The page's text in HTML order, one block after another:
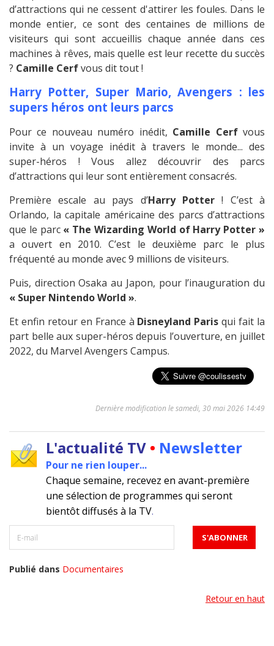
d’attractions qui ne cessent d'attirer les foules. Dans le
monde entier, ce sont des centaines de millions de
visiteurs qui sont accueillis chaque année dans ces
machines à rêves, mais quelle est leur recette du succès
? Camille Cerfvous dit tout !
Harry Potter, Super Mario, Avengers : les
supers héros ont leurs parcs
Pour ce nouveau numéro inédit, Camille Cerfvous
invite à un voyage inédit à travers le monde... des
super-héros ! Vous allez découvrir des parcs
d’attractions qui leur sont entièrement consacrés.
Première escale au pays d’Harry Potter! C’est à
Orlando, la capitale américaine des parcs d’attractions
que le parc « The Wizarding World of Harry Potter »
a ouvert en 2010. C’est le deuxième parc le plus
fréquenté au monde avec 9 millions de visiteurs.
Puis, direction Osaka au Japon, pour l’inauguration du
« Super Nintendo World ».
Et enfin retour en France à Disneyland Paris qui fait la
part belle aux super-héros depuis l’ouverture, en juillet
2022, du Marvel Avengers Campus.
Dernière modification le samedi, 30 mai 2026 14:49
L'actualité TV • Newsletter
Pour ne rien louper...
Chaque semaine, recevez en avant-première
une sélection de programmes qui seront
bientôt diffusés à la TV.
Publié dans Documentaires
Retour en haut